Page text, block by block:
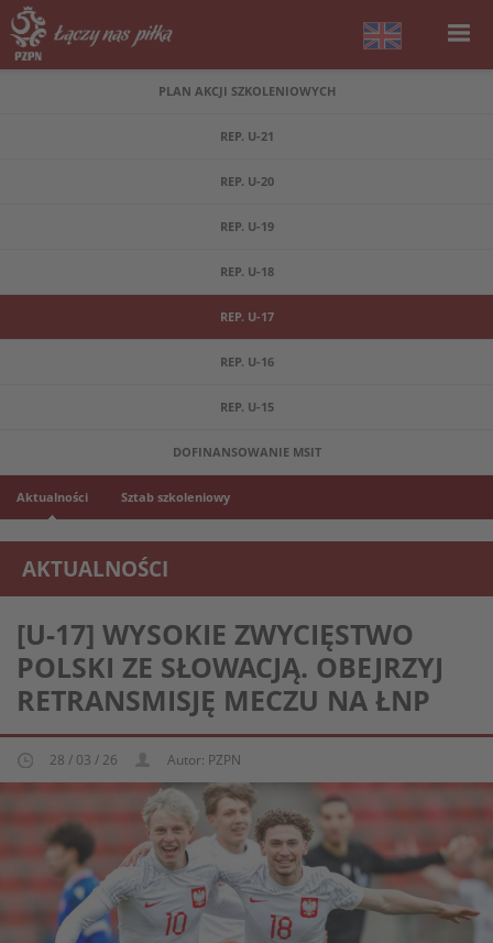
PLAN AKCJI SZKOLENIOWYCH
REP. U-21
REP. U-20
REP. U-19
REP. U-18
REP. U-17
REP. U-16
REP. U-15
DOFINANSOWANIE MSIT
Aktualności Sztab szkoleniowy
AKTUALNOŚCI
REPREZENTACJA MŁODZIEŻOWA U-17
[U-17] WYSOKIE ZWYCIĘSTWO
POLSKI ZE SŁOWACJĄ. OBEJRZYJ
RETRANSMISJĘ MECZU NA ŁNP
28 / 03 / 26 Autor: PZPN